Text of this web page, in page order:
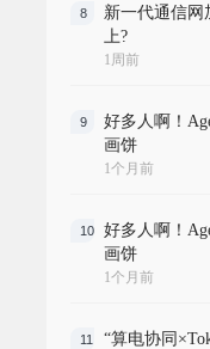
8
新一代通信网
上?
1周前
9
好多人啊！
画饼
1个月前
10
好多人啊！
画饼
1个月前
11
“算电协同